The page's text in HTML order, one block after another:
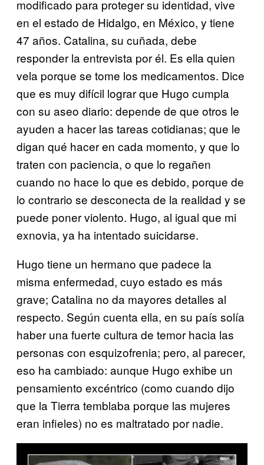
modificado para proteger su identidad, vive
en el estado de Hidalgo, en México, y tiene
47 años. Catalina, su cuñada, debe
responder la entrevista por él. Es ella quien
vela porque se tome los medicamentos. Dice
que es muy difícil lograr que Hugo cumpla
con su aseo diario: depende de que otros le
ayuden a hacer las tareas cotidianas; que le
digan qué hacer en cada momento, y que lo
traten con paciencia, o que lo regañen
cuando no hace lo que es debido, porque de
lo contrario se desconecta de la realidad y se
puede poner violento. Hugo, al igual que mi
exnovia, ya ha intentado suicidarse.
Hugo tiene un hermano que padece la
misma enfermedad, cuyo estado es más
grave; Catalina no da mayores detalles al
respecto. Según cuenta ella, en su país solía
haber una fuerte cultura de temor hacia las
personas con esquizofrenia; pero, al parecer,
eso ha cambiado: aunque Hugo exhibe un
pensamiento excéntrico (como cuando dijo
que la Tierra temblaba porque las mujeres
eran infieles) no es maltratado por nadie.